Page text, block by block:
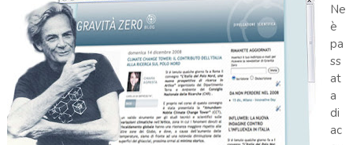
Ne
è
pa
ss
at
a
di
ac